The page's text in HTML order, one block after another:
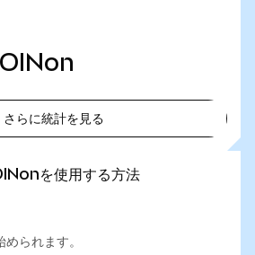
さらに統計を見る
を使用する方法
られます。